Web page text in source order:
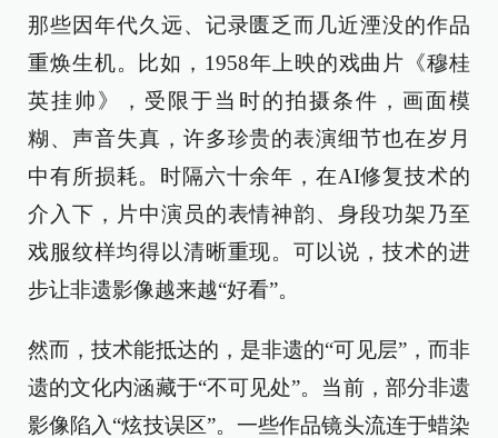
那些因年代久远、记录匮乏而几近湮没的作品
重焕生机。比如，1958年上映的戏曲片《穆桂
英挂帅》，受限于当时的拍摄条件，画面模
糊、声音失真，许多珍贵的表演细节也在岁月
中有所损耗。时隔六十余年，在AI修复技术的
介入下，片中演员的表情神韵、身段功架乃至
戏服纹样均得以清晰重现。可以说，技术的进
步让非遗影像越来越“好看”。
然而，技术能抵达的，是非遗的“可见层”，而非
遗的文化内涵藏于“不可见处”。当前，部分非遗
影像陷入“炫技误区”。一些作品镜头流连于蜡染